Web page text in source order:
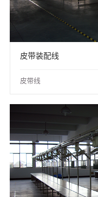
皮带装配线
皮带线